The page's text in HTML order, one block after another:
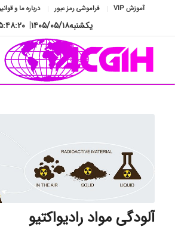
آموزش VIP فراموشی رمز عبور درباره ما و
یکشنبه۱۴۰۵/۰۵/۱۸|
آلودگی مواد رادیواکتیو